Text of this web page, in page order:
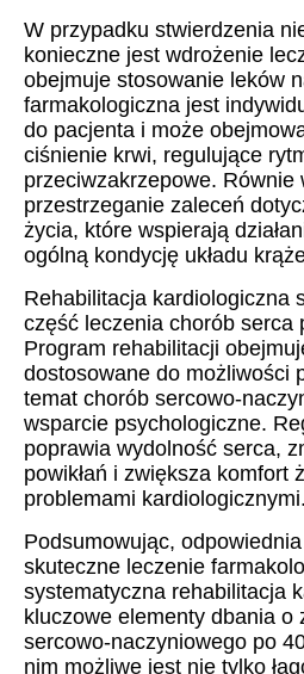
W przypadku stwierdzenia
konieczne jest wdrożenie
obejmuje stosowanie leków
farmakologiczna jest
do pacjenta i może
ciśnienie krwi, regulujące
przeciwzakrzepowe. Równie
przestrzeganie zaleceń
życia, które wspierają
ogólną kondycję układu
Rehabilitacja kardiologiczna
część leczenia chorób serca
Program rehabilitacji
dostosowane do możliwości
temat chorób sercowo-
wsparcie psychologiczne.
poprawia wydolność serca,
powikłań i zwiększa komfort
problemami kardiologicznymi.
Podsumowując,
skuteczne leczenie
systematyczna rehabilitacja
kluczowe elementy dbania o
sercowo-naczyniowego po
nim możliwe jest nie tylko